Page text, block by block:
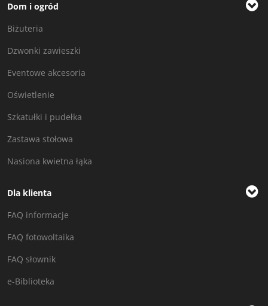
Dom i ogród
Biżuteria
Dzwonki zawieszki
Eventowe akcesoria
Oświetlenie
Szkatułki i pudełka
Zastawa stołowa
Nasiona kwietna łąka
Dla klienta
FAQ informacje
FAQ fotowoltaika
FAQ słownik
e-Biblioteka